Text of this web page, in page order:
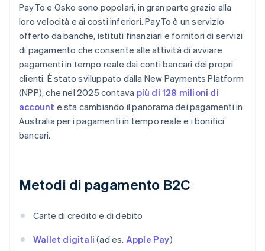
PayTo e Osko sono popolari, in gran parte grazie alla
loro velocità e ai costi inferiori. PayTo è un servizio
offerto da banche, istituti finanziari e fornitori di servizi
di pagamento che consente alle attività di avviare
pagamenti in tempo reale dai conti bancari dei propri
clienti. È stato sviluppato dalla New Payments Platform
(NPP), che nel 2025 contava più di 128 milioni di
account e sta cambiando il panorama dei pagamenti in
Australia per i pagamenti in tempo reale e i bonifici
bancari.
Metodi di pagamento B2C
Carte di credito e di debito
Wallet digitali (ad es. Apple Pay)